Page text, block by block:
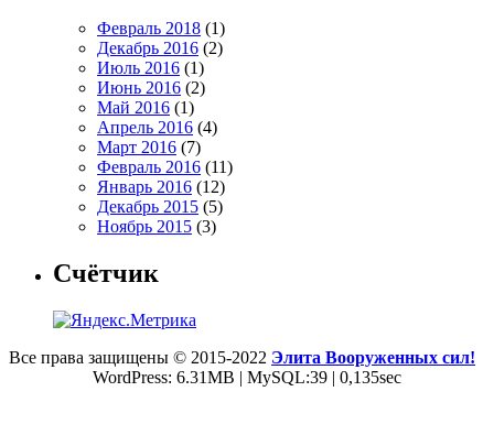
Февраль 2018 (1)
Декабрь 2016 (2)
Июль 2016 (1)
Июнь 2016 (2)
Май 2016 (1)
Апрель 2016 (4)
Март 2016 (7)
Февраль 2016 (11)
Январь 2016 (12)
Декабрь 2015 (5)
Ноябрь 2015 (3)
Счётчик
Все права защищены © 2015-2022 Элита Вооруженных сил!
WordPress: 6.31MB | MySQL:39 | 0,135sec